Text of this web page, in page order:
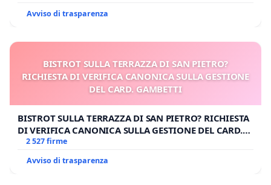
Avviso di trasparenza
BISTROT SULLA TERRAZZA DI SAN PIETRO?
RICHIESTA DI VERIFICA CANONICA SULLA GESTIONE
DEL CARD. GAMBETTI
BISTROT SULLA TERRAZZA DI SAN PIETRO? RICHIESTA
DI VERIFICA CANONICA SULLA GESTIONE DEL CARD.
GAMBETTI
2 527 firme
Avviso di trasparenza